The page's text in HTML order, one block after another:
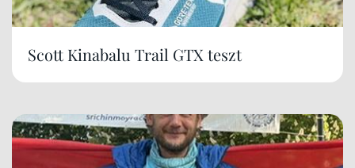
Scott Kinabalu Trail GTX teszt